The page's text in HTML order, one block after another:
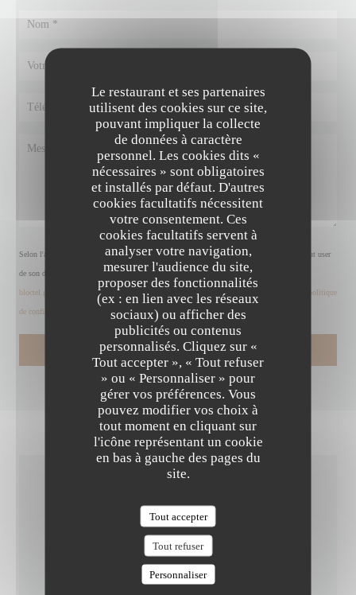
Le restaurant et ses partenaires
utilisent des cookies sur ce site,
pouvant impliquer la collecte
de données à caractère
personnel. Les cookies dits «
nécessaires » sont obligatoires
et installés par défaut. D'autres
cookies facultatifs nécessitent
votre consentement. Ces
cookies facultatifs servent à
analyser votre navigation,
mesurer l'audience du site,
proposer des fonctionnalités
(ex : en lien avec les réseaux
sociaux) ou afficher des
publicités ou contenus
personnalisés. Cliquez sur «
Tout accepter », « Tout refuser
» ou « Personnaliser » pour
gérer vos préférences. Vous
pouvez modifier vos choix à
tout moment en cliquant sur
l'icône représentant un cookie
en bas à gauche des pages du
site.
Tout accepter
Tout refuser
Personnaliser
Selon l'article L.223-2 du code de la consommation, il est rappelé que le consommateur peut user
de son droit à s'inscrire sur la liste d'opposition au démarchage téléphonique Bloctel :
bloctel.gouv.fr . Pour plus d'informations sur le traitement de vos données, consultez notre politique
de confidentialité
INFOS PRATIQUES
CUISINE
Fait maison, Produits frais
LA TABLE DE MAX